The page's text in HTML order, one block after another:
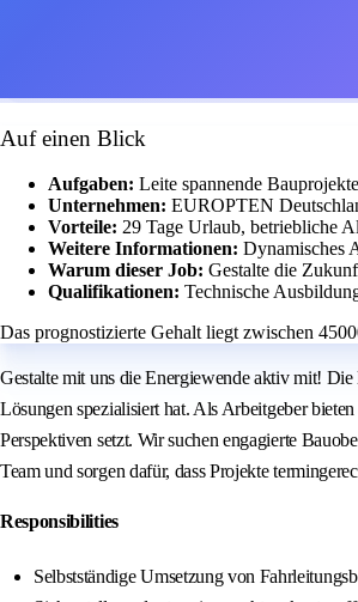
Auf einen Blick
Aufgaben: Leite spannende
Unternehmen: EUROPTEN
Vorteile: 29 Tage Urlaub, betriebliche
Weitere Informationen: Dynamisches
Warum dieser Job: Gestalte die
Qualifikationen: Technische
Das prognostizierte Gehalt liegt zwischen
Gestalte mit uns die Energiewende aktiv mit!
Lösungen spezialisiert hat. Als Arbeitgeber
Perspektiven setzt. Wir suchen engagierte
Team und sorgen dafür, dass Projekte
Responsibilities
Selbstständige Umsetzung von